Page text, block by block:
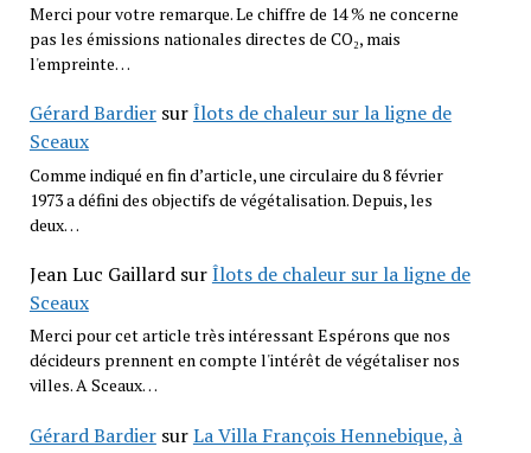
Merci pour votre remarque. Le chiffre de 14 % ne concerne
pas les émissions nationales directes de CO₂, mais
l'empreinte…
Gérard BardiersurÎlots de chaleur sur la ligne de
Sceaux
Comme indiqué en fin d’article, une circulaire du 8 février
1973 a défini des objectifs de végétalisation. Depuis, les
deux…
Jean Luc GaillardsurÎlots de chaleur sur la ligne de
Sceaux
Merci pour cet article très intéressant Espérons que nos
décideurs prennent en compte l'intérêt de végétaliser nos
villes. A Sceaux…
Gérard BardiersurLa Villa François Hennebique, à